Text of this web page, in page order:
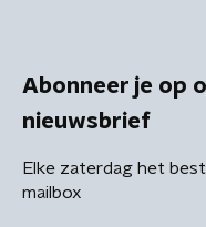
Abonneer je op
nieuwsbrief
Elke zaterdag het
mailbox